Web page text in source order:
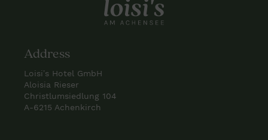
Address
Loisi’s Hotel GmbH
Aloisia Rieser
Christlumsiedlung 104
A-6215 Achenkirch